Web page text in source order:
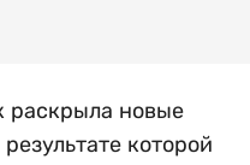
раскрыла новые
которой